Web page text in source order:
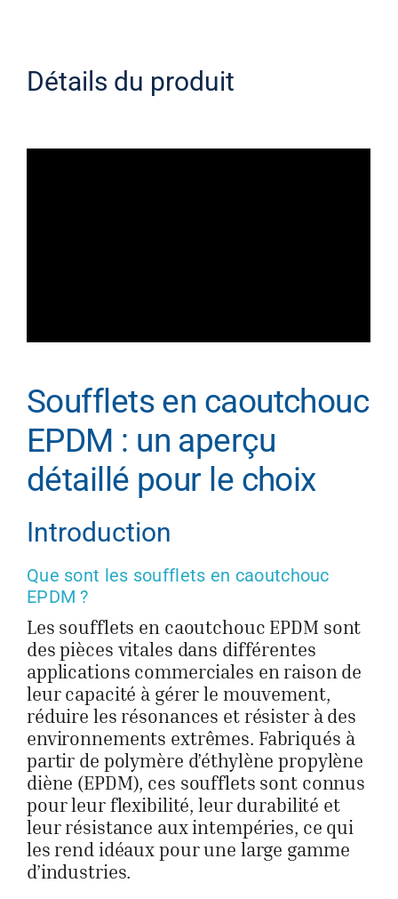
Détails du produit
Soufflets en caoutchouc
EPDM : un aperçu
détaillé pour le choix
Introduction
Que sont les soufflets en caoutchouc
EPDM ?
Les soufflets en caoutchouc EPDM sont
des pièces vitales dans différentes
applications commerciales en raison de
leur capacité à gérer le mouvement,
réduire les résonances et résister à des
environnements extrêmes. Fabriqués à
partir de polymère d’éthylène propylène
diène (EPDM), ces soufflets sont connus
pour leur flexibilité, leur durabilité et
leur résistance aux intempéries, ce qui
les rend idéaux pour une large gamme
d’industries.